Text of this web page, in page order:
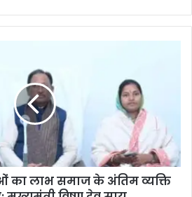
का लाभ समाज के अंतिम व्यक्ति